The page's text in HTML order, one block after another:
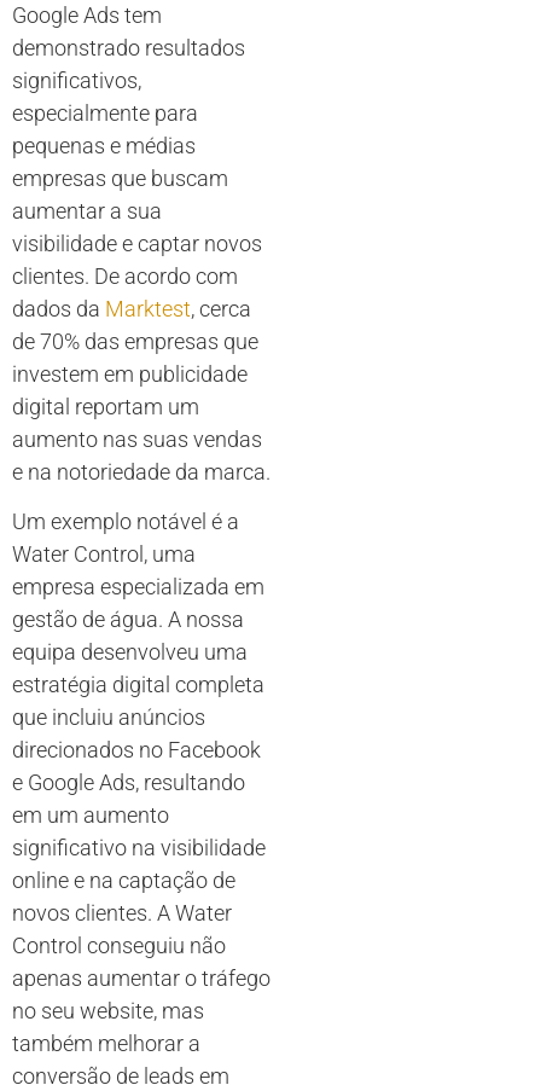
Google Ads tem
demonstrado resultados
significativos,
especialmente para
pequenas e médias
empresas que buscam
aumentar a sua
visibilidade e captar novos
clientes. De acordo com
dados da Marktest, cerca
de 70% das empresas que
investem em publicidade
digital reportam um
aumento nas suas vendas
e na notoriedade da marca.
Um exemplo notável é a
Water Control, uma
empresa especializada em
gestão de água. A nossa
equipa desenvolveu uma
estratégia digital completa
que incluiu anúncios
direcionados no Facebook
e Google Ads, resultando
em um aumento
significativo na visibilidade
online e na captação de
novos clientes. A Water
Control conseguiu não
apenas aumentar o tráfego
no seu website, mas
também melhorar a
conversão de leads em